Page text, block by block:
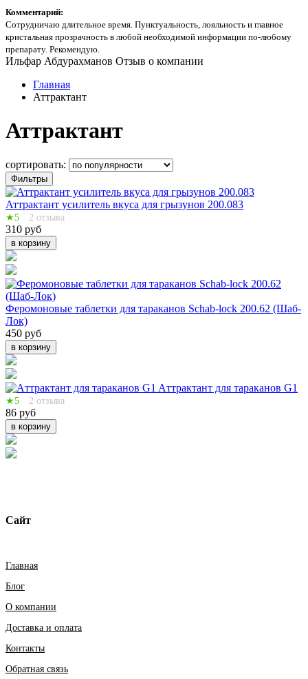
Комментарий:
Сотрудничаю длительное время. Пунктуальность, лояльность и главное
кристальная прозрачность в любой необходимой информации по-любому
препарату. Рекомендую.
Ильфар Абдурахманов Отзыв о компании
Главная
Аттрактант
Аттрактант
сортировать:
Фильтры
Аттрактант усилитель вкуса для грызунов 200.083
★5 2 отзыва
310 руб
в корзину
Феромоновые таблетки для тараканов Schab-lock 200.62 (Шаб-
Лок)
450 руб
в корзину
Aттрактант для тараканов G1
★5 2 отзыва
86 руб
в корзину
Сайт
Главная
Блог
О компании
Доставка и оплата
Контакты
Обратная связь